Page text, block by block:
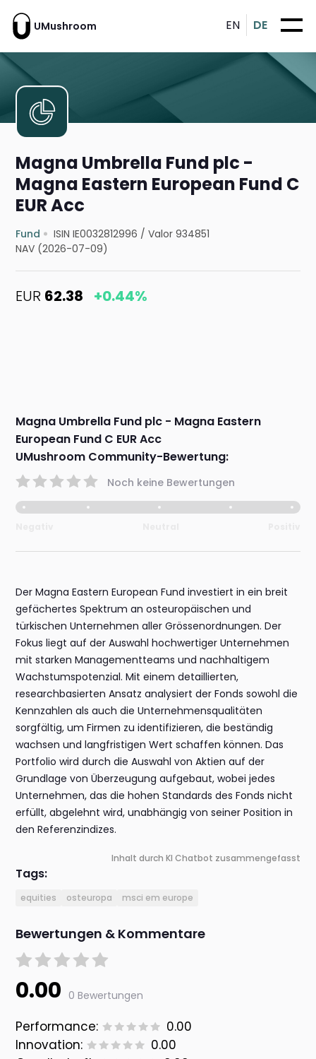
UMushroom EN DE
Magna Umbrella Fund plc -
Magna Eastern European Fund C
EUR Acc
Fund ISIN IE0032812996 /Valor 934851
NAV (2026-07-09)
EUR 62.38 +0.44%
Magna Umbrella Fund plc - Magna Eastern
European Fund C EUR Acc
UMushroom Community-Bewertung:
Noch keine Bewertungen
Der Magna Eastern European Fund investiert in ein breit
gefächertes Spektrum an osteuropäischen und
türkischen Unternehmen aller Grössenordnungen. Der
Fokus liegt auf der Auswahl hochwertiger Unternehmen
mit starken Managementteams und nachhaltigem
Wachstumspotenzial. Mit einem detaillierten,
researchbasierten Ansatz analysiert der Fonds sowohl die
Kennzahlen als auch die Unternehmensqualitäten
sorgfältig, um Firmen zu identifizieren, die beständig
wachsen und langfristigen Wert schaffen können. Das
Portfolio wird durch die Auswahl von Aktien auf der
Grundlage von Überzeugung aufgebaut, wobei jedes
Unternehmen, das die hohen Standards des Fonds nicht
erfüllt, abgelehnt wird, unabhängig von seiner Position in
den Referenzindizes.
Inhalt durch KI Chatbot zusammengefasst
Tags:
equities osteuropa msci em europe
Bewertungen & Kommentare
0.00 0 Bewertungen
Performance:
0.00
Innovation:
0.00